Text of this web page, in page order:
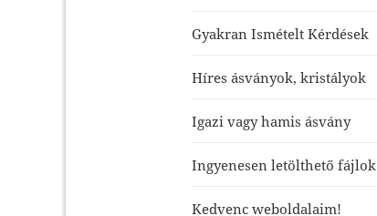
Gyakran Ismételt Kérdések
Híres ásványok, kristályok
Igazi vagy hamis ásvány
Ingyenesen letölthető fájlok
Kedvenc weboldalaim!